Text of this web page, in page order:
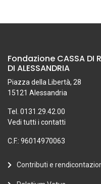
Fondazione CASSA DI
DI ALESSANDRIA
Piazza della Libertà, 28
15121 Alessandria
Tel. 0131.29.42.00
Vedi tutti i contatti
C.F.: 96014970063
Contributi e